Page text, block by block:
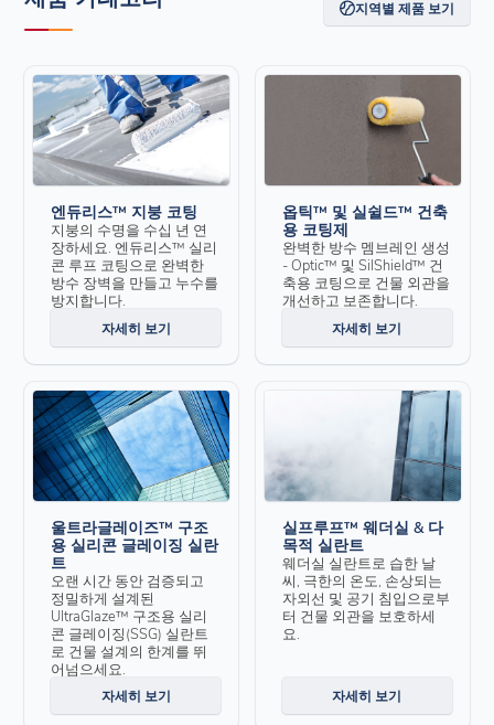
지역별 제품 보기
엔듀리스™ 지붕 코팅
지붕의 수명을 수십 년 연
장하세요. 엔듀리스™ 실리
콘 루프 코팅으로 완벽한
방수 장벽을 만들고 누수를
방지합니다.
자세히 보기
옵틱™ 및 실쉴드™ 건축
용 코팅제
완벽한 방수 멤브레인 생성
- Optic™ 및 SilShield™ 건
축용 코팅으로 건물 외관을
개선하고 보존합니다.
자세히 보기
울트라글레이즈™ 구조
용 실리콘 글레이징 실란
트
오랜 시간 동안 검증되고
정밀하게 설계된
UltraGlaze™ 구조용 실리
콘 글레이징(SSG) 실란트
로 건물 설계의 한계를 뛰
어넘으세요.
자세히 보기
실프루프™ 웨더실 & 다
목적 실란트
웨더실 실란트로 습한 날
씨, 극한의 온도, 손상되는
자외선 및 공기 침입으로부
터 건물 외관을 보호하세
요.
자세히 보기